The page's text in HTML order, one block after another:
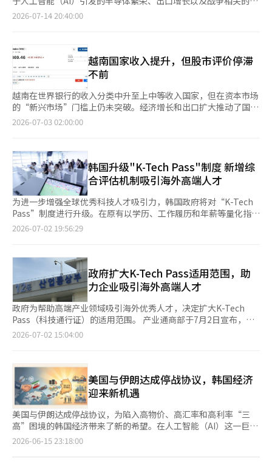
扩大的制度改善。” 政府计划借此次投资说明会正式启动一个名
为“全球核心投资者协商机制”的平台。该协商机制将作为政府向
（AI）系统翻译与编辑。
定工作。”※ 本报道经人工智能（AI）系统翻译与编辑。
用于农业补贴和地区均衡发展的欧盟中央预算主要由成员国的分担
金资助。近期，由于中东冲突导致能源成本上升和经济增长放缓，
是承担欧盟预算四分之一的德国，预计将节省约10亿欧元（约合
170亿韩元）的支出。※ 本报道经人工智能（AI）系统翻译与编
辑。
加预算等政策效果缓解了中东战争的冲击，政府判断今年有望实现
的目标是“实现不可替代的韩国经济大跃进”，提出了“345愿
景”，即潜在增长率3%、出口4强和人均国民收入5万美元。 财政
经济部第一副部长李亨日表示：“预计今年实际增长率将达到5年
来的3%”，并指出“名义增长率将达到30年来的最高水平
12.3%，增长与财政的良性循环正在显现。” 如果政府的预期成
真，今年韩国经济增长3.0%将是自2021年以来五年来首次达到
3%的增长。然而，2021年是受新冠疫情影响后的反弹阶段，因此
如果不考虑这一因素，今年将是自2017年以来九年来首次实现3%
的背景主要是半导体的繁荣。由于全球对AI的需求扩大，半导体价
格和出口急剧上升，分析认为这推动了韩国经济的增长路径。政府
预计今年的通关出口增长率将达到40.0%，经常账户盈余将达到
2900亿美元，远超原先预期的1350亿美元。 财政经济部经济政策
局局长柳炳熙表示：“由于半导体价格飙升改善了贸易条件，预计
今年名义国内生产总值（GDP）增长率将达到12.3%。”这是自
1996年以来的最高水平，政府预计名义增长率的扩大将使人均国
民总收入（GNI）接近4万美元，国家债务比率将低于原先预期，
限。政府将今年的就业人数增长预期从原先的16万人下调至15万
人。这是因为以半导体为中心的增长对就业的拉动效应不大，加上
4至5月的就业表现不佳。 消费者物价的预期从原先的2.1%上调至
2.6%。这是由于中东战争导致的油价波动和石油价格上涨的影
响。政府计划通过最高价格制度、降低油税和对农渔产品的折扣支
持等政策措施来管理物价上涨压力。 三大重大项目推动潜在增长
率反弹…温暖惠及地方与青年 为实现这些经济成果，战略主要分
为三个领域。首先是中东战争后宏观经济的稳定及供应链和能源的
应对高物价、高汇率和高利率等“三高风险”。建立宏观经济、金
融与外汇市场、房地产的综合应对体系，并继续积极的财政运作基
调。 在财政领域，政府计划设立未来应对基金，集中投资于青
年、下一代增长动力、地方和教育等领域，以应对因半导体繁荣等
带来的预期追加税收。 为加强供应链，政府将对可以在国内生产
的项目引入国内生产税收抵免，并扩大对难以在国内生产的项目的
储备。对于既无法生产又无法储备的项目，将通过海外投资基金确
2026-07-14 20:40:00
越南国家收入提升，但股市评价停滞
不前
越南在世界银行的收入分类中升至上中等收入国家，但在资本市场
的“新兴市场”门槛上仍未突破。经济增长和出口扩大推动了国家
收入等级的提升，而MSCI的评估则面临外资投资可及性、结算与
（GNI）从2024年的4490美元（约696万越南盾）上调至去年的
4970美元（约771万越南盾），因此将越南从下中等收入国调整为
上中等收入国。今年的上中等收入国标准为人均GNI在4636美元至
14375美元之间，越南已超出这一标准。 越南收入等级的提升是增
长率和出口扩大的共同结果。世界银行指出，越南的出口在2024
至2025年间将增长超过15%，国内生产总值（GDP）增长率分别
为7%和8%。2021至2025年间，越南的GNI年均增长10%，世界
银行专家称这是“地区内最强劲的持续增长之一”。 此次分类调
拥有现代工业基础的上中等收入发展中国家的目标，并计划在
2045年进入高收入国家行列。为此，政府正在推动下一阶段的经
济增长率超过10%。 然而，与国家收入等级不同，越南股市在全
球指数评估中尚未显著变化。MSCI在上月24日发布的年度市场分
类报告中未提及越南。在单独的统计页面中，越南仍被归类为前沿
市场。因此，越南股市今年未被纳入MSCI的升级观察名单。 MSCI
的市场分类与全球资金流动密切相关。MSCI将各国股市分为发达
市场、新兴市场和前沿市场，评估标准包括市场规模、流动性和外
资金分配，因此一个国家股市的升级与外资流入的预期密切相关。
未能进入观察名单也给越南股市带来了压力。MSCI会将可能升级
或降级的市场单独列入观察名单进行进一步评估。通常，一个市场
要升级，至少需要在一次年度评估中被列入观察名单，因此此次遗
漏可能意味着越南进入新兴市场的时间将进一步推迟。 MSCI并未
否定越南市场的改革趋势。MSCI在上月19日发布的《2026年全球
市场可达性评估》中，认可了通过全球经纪商的交易模式、中央清
算所（CCP）的建立、英文信息披露时间表、外资持股上限等变化
2026-07-03 02:00:00
韩国升级"K-Tech Pass"制度 新增综
合评估机制吸引海外高端人才
为进一步增强全球优秀科技人才吸引力，韩国政府将对“K-Tech
Pass”制度进行升级。在原有以学历、工作履历和年薪等量化指标
为核心的评估体系基础上，新增综合考察技术专场和岗位需求的定
项目联动型。 “K-Tech Pass”是韩国政府面向半导体、生物医药
等尖端产业海外优秀人才推出的人才引进计划，为符合条件的外国
专业人才发放最优秀人才居留签证（F-2-T），提供教育、居住、
税收等一站式落户支持政策。 最优秀人才居留签证（F-2-T）是法
务部为吸引海外高科技人才而专门设立的居留签证种类，适用于半
导体、生物医药等国家战略产业领域。持有该签证人员配偶及家属
也可获得在韩长期居留资格。 申请此签证人员必须与韩国尖端产
业企业签订雇佣合同，并同时满足多项标准，包括获得全球排名前
机构工作、年薪达到韩国人均国民总收入（GNI）三倍以上等。 此
次推出的综合综合评估型机制，将在上述量化评价体系基础结合定
性评价，形成更加灵活的人才评估体系。 新的评分体系中，量化
指标占65分，定性评价占35分。被韩国中小企业和中坚企业所引
进的人才还可额外获得10分加分。 在定性评价方面，将重点审查
申请人的技术专业能力、岗位匹配度以及企业实际需求等。不再单
纯依赖学历、薪酬等硬性指标，以扩大优秀海外人才的认定范围。
同时还新增政府引进高端学者项目联动型。入选产业通商资源部、
保健福祉部、宇宙航空厅等部门实施的海外高端人才引进项目的国
2026-07-02 19:56:29
政府扩大K-Tech Pass适用范围，助
力企业吸引海外高端人才
政府为帮助高端产业领域吸引海外优秀人才，决定扩大K-Tech
Pass（科技通行证）的适用范围。 产业通商部于7月2日宣布，将
推出K-Tech Pass的新轨道，包括定性评估型和政府学者引进项目
居住、税收等方面的支持。 顶级人才居留签证可在不需前往海外
使领馆的情况下，通过在线申请在两周内获得，持有者将享有出入
境优待卡，并可在三年后申请永久居留。此外，签证持有者的配偶
可获得自由就业的居留资格（F-2），并允许父母和家政服务人员
陪同（F-1）居留。 为支持人才的定居，政府将提供最长10年的劳
动所得税50%减免、子女在外国学校的超额入学许可、与本国人相
同的租房贷款和担保额度，以及金融、通信等服务。 此前，K-
Tech Pass的适用对象为与国内高端企业签订雇佣合同的外国人，
要求具备世界前100名工科学校的硕士或博士学位，以及来自世界
2026-07-02 15:04:00
美国与伊朗达成停战协议，韩国经济
迎来新机遇
美国与伊朗达成停战协议，为陷入高物价、高汇率和高利率“三
高”困境的韩国经济带来了新的希望。在人工智能（AI）这一巨大
产业变革的背景下，韩国在半导体领域经历了高速增长，但经济两
间的差距，依靠房地产传承财富的人与因租赁市场萎缩而面临租金
2026-06-15 23:18:00
页